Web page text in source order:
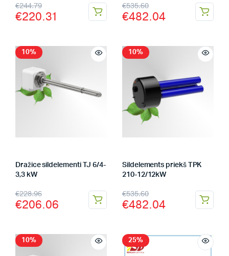
€244.79
€220.31
€535.60
€482.04
10%
Dražice sildelementi TJ 6/4-
3,3 kW
€228.96
€206.06
10%
Sildelements priekš TPK
210-12/12kW
€535.60
€482.04
10% 25%